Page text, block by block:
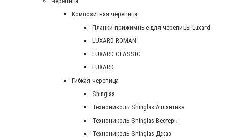
Композитная черепица
Планки прижимные для черепицы Luxard
LUXARD ROMAN
LUXARD CLASSIC
LUXARD
Гибкая черепица
Shinglas
Технониколь Shinglas Атлантика
Технониколь Shinglas Вестерн
Технониколь Shinglas Джаз